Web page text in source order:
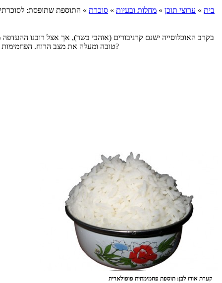
בית » ערוצי תוכן » מחלות ובעיות » סוכרת » התוספת שתופסת:
בקרב האוכלוסייה ישנם קרניבורים (אוהבי בשר), אך אצל רובנו
טובה ומעלה את מצב הרוח. הפחמימות מתפרקות בגוף לגלוקוז (סוכר) והן מהוות את הדלק העיקרי של גופנו. אז כיצד נדע איזו תוספת פחמימתית עלינו לבחור על מנת שגופינו ירוויח כמה שיותר?
קערת אורז לבן: תוספת פחמימתית פופולארית